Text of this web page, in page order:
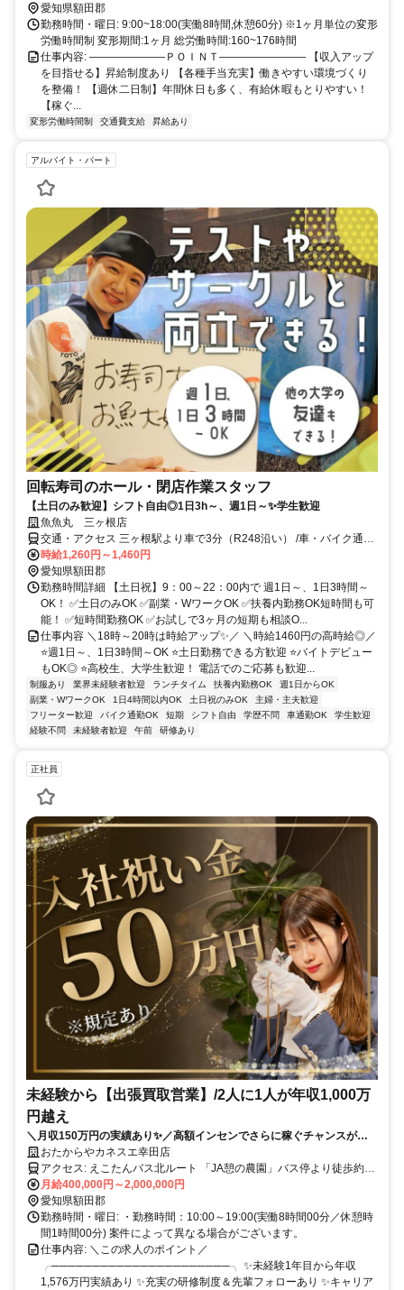
配属します。 ※エリア内勤務または全国勤務いずれか希望を選択で
きます。
愛知県額田郡
勤務時間・曜日: 9:00~18:00(実働8時間,休憩60分) ※1ヶ月単位の変形
労働時間制 変形期間:1ヶ月 総労働時間:160~176時間
仕事内容: ―――――――ＰＯＩＮＴ―――――――― 【収入アップ
を目指せる】昇給制度あり 【各種手当充実】働きやすい環境づくり
を整備！ 【週休二日制】年間休日も多く、有給休暇もとりやすい！
【稼ぐ...
変形労働時間制 交通費支給 昇給あり
アルバイト・パート
回転寿司のホール・閉店作業スタッフ
【土日のみ歓迎】シフト自由◎1日3h～、週1日～✨学生歓迎
魚魚丸 三ヶ根店
交通・アクセス 三ヶ根駅より車で3分（R248沿い） /車・バイク通勤
OK
時給1,260円～1,460円
愛知県額田郡
勤務時間詳細 【土日祝】9：00～22：00内で 週1日～、1日3時間～
OK！ ✅土日のみOK ✅副業・WワークOK ✅扶養内勤務OK短時間も可
能！ ✅短時間勤務OK ✅お試しで3ヶ月の短期も相談O...
仕事内容 ＼18時～20時は時給アップ✨／ ＼時給1460円の高時給◎／
⭐週1日～、1日3時間～OK ⭐土日勤務できる方歓迎 ⭐バイトデビュー
もOK◎ ⭐高校生、大学生歓迎！ 電話でのご応募も歓迎...
制服あり 業界未経験者歓迎 ランチタイム 扶養内勤務OK
週1日からOK
副業・WワークOK
1日4時間以内OK 土日祝のみOK
主婦・主夫歓迎
フリーター歓迎
バイク通勤OK 短期 シフト自由 学歴不問 車通勤OK
学生歓迎
経験不問
未経験者歓迎 午前 研修あり
正社員
未経験から【出張買取営業】/2人に1人が年収1,000万
円越え
＼月収150万円の実績あり✨／高額インセンでさらに稼ぐチャンスがあ
ります❗ ✨賞与年2回✨入社祝い金あり ✅テレアポなし！✅飛び込みなし
✅土日希望休もOK✅女性も活躍中✅研修サポートも充実❗
おたからやカネスエ幸田店
アクセス: えこたんバス北ルート 「JA憩の農園」バス停より徒歩約4
分 車通勤応相談
月給400,000円～2,000,000円
愛知県額田郡
勤務時間・曜日: ・勤務時間：10:00～19:00(実働8時間00分／休憩時
間1時間00分) 案件によって異なる場合がございます。
仕事内容: ＼この求人のポイント／
╭──────────────────────╮ ✨未経験1年目から年収
1,576万円実績あり ✨充実の研修制度＆先輩フォローあり ✨キャリア